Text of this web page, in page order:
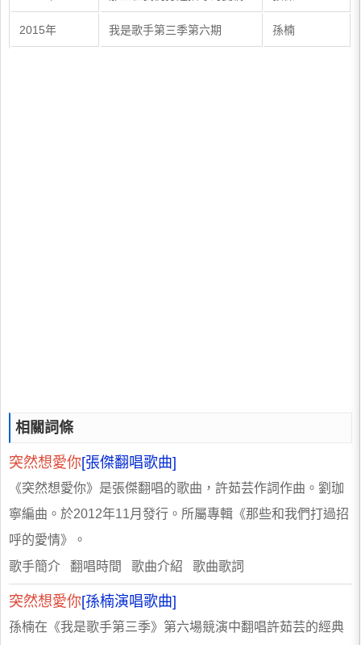
2015年 我是歌手第三季第六期 孫楠
相關詞條
突然想愛你[張傑翻唱歌曲]
《突然想愛你》是張傑翻唱的歌曲，許茹芸作詞作曲。劉珈
寧編曲。於2012年11月發行。所屬專輯《那些和我們打過招
呼的愛情》。
歌手簡介 翻唱時間 歌曲介紹 歌曲歌詞
突然想愛你[孫楠演唱歌曲]
孫楠在《我是歌手第三季》第六場競演中翻唱許茹芸的經典